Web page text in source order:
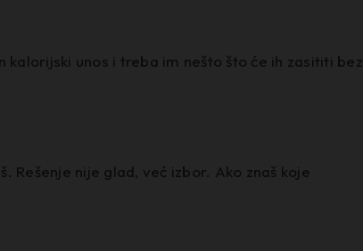
unos i treba im nešto što će ih zasititi bez
Rešenje nije glad, već izbor. Ako znaš koje